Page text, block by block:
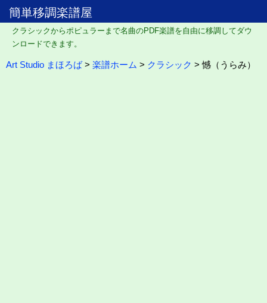
簡単移調楽譜屋
クラシックからポピュラーまで名曲のPDF楽譜を自由に移調してダウ
ンロードできます。
Art Studio まほろば> 楽譜ホーム > クラシック > 憾（うらみ）